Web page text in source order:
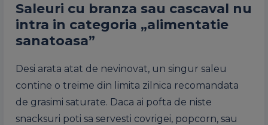
Saleuri cu branza sau cascaval nu
intra in categoria „alimentatie
sanatoasa”
Desi arata atat de nevinovat, un singur saleu
contine o treime din limita zilnica recomandata
de grasimi saturate. Daca ai pofta de niste
snacksuri poti sa servesti covrigei, popcorn, sau